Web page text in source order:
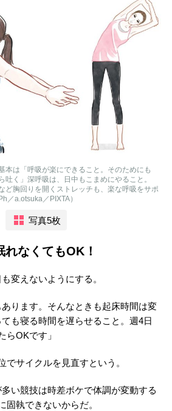
本は「呼吸が楽にできること。そのためにも
吐く」深呼吸は、日中もこまめにやること。
ど胸回りを開くストレッチも、楽な呼吸をサポ
／a.otsuka／PIXTA）
写真5枚
なくてもOK！
変えないようにする。
あります。そんなときも起床時間は変
も寝る時間を遅らせること。週4日
らOKです」
でサイクルを見直すという。
い競技は時差ボケで体調が変動する
固執できないからだ。